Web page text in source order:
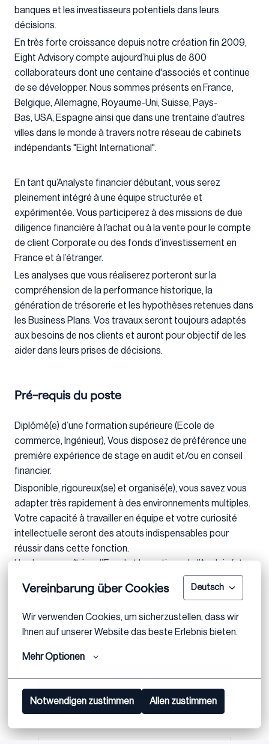
Vereinbarung über Cookies Deutsch
Wir verwenden Cookies, um sicherzustellen, dass wir
Ihnen auf unserer Website das beste Erlebnis bieten.
Mehr Optionen
Notwendigen zustimmen Allen zustimmen
banques et les investisseurs potentiels dans leurs
décisions.
En très forte croissance depuis notre création fin 2009,
Eight Advisory compte aujourd’hui plus de 800
collaborateurs dont une centaine d'associés et continue
de se développer. Nous sommes présents en France,
Belgique, Allemagne, Royaume-Uni, Suisse, Pays-
Bas, USA, Espagne ainsi que dans une trentaine d’autres
villes dans le monde à travers notre réseau de cabinets
indépendants "Eight International".
En tant qu’Analyste financier débutant, vous serez
pleinement intégré à une équipe structurée et
expérimentée. Vous participerez à des missions de due
diligence financière à l’achat ou à la vente pour le compte
de client Corporate ou des fonds d’investissement en
France et à l’étranger.
Les analyses que vous réaliserez porteront sur la
compréhension de la performance historique, la
génération de trésorerie et les hypothèses retenues dans
les Business Plans. Vos travaux seront toujours adaptés
aux besoins de nos clients et auront pour objectif de les
aider dans leurs prises de décisions.
Pré-requis du poste
Diplômé(e) d’une formation supérieure (Ecole de
commerce, Ingénieur), Vous disposez de préférence une
première expérience de stage en audit et/ou en conseil
financier.
Disponible, rigoureux(se) et organisé(e), vous savez vous
adapter très rapidement à des environnements multiples.
Votre capacité à travailler en équipe et votre curiosité
intellectuelle seront des atouts indispensables pour
réussir dans cette fonction.
Une bonne maîtrise d’Excel et la pratique de l’Anglais (et
idéalement d’une troisième langue) sont indispensables.
Enfin, vous êtes particulièrement motivé(e) pour rejoindre
les équipes et participer à l’aventure Eight Advisory Grand
Ouest.
Postuler
ou